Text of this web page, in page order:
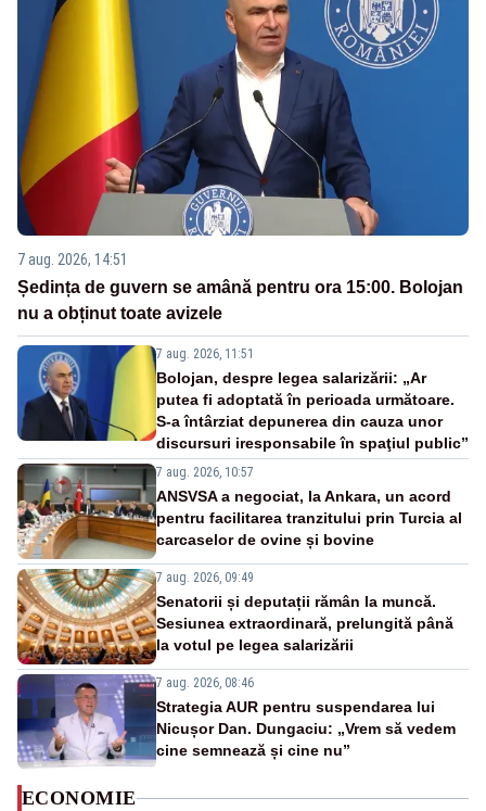
7 aug. 2026, 14:51
Ședința de guvern se amână pentru ora 15:00. Bolojan
nu a obținut toate avizele
7 aug. 2026, 11:51
Bolojan, despre legea salarizării: „Ar
putea fi adoptată în perioada următoare.
S-a întârziat depunerea din cauza unor
discursuri iresponsabile în spaţiul public”
7 aug. 2026, 10:57
ANSVSA a negociat, la Ankara, un acord
pentru facilitarea tranzitului prin Turcia al
carcaselor de ovine și bovine
7 aug. 2026, 09:49
Senatorii și deputații rămân la muncă.
Sesiunea extraordinară, prelungită până
la votul pe legea salarizării
7 aug. 2026, 08:46
Strategia AUR pentru suspendarea lui
Nicușor Dan. Dungaciu: „Vrem să vedem
cine semnează și cine nu”
ECONOMIE